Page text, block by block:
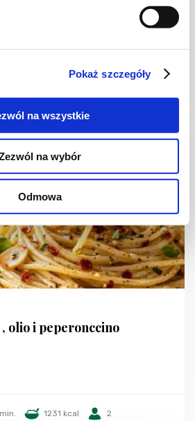
Pokaż szczegóły
na wszystkie
Zezwól na wybór
Odmowa
i szałwią
olio i peperonccino
1231 kcal 2